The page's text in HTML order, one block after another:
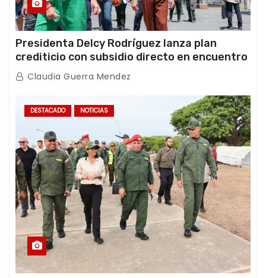
Presidenta Delcy Rodríguez lanza plan
crediticio con subsidio directo en encuentro
con Juntas de Condominio
Claudia Guerra Mendez
DESTACADO NOTICIAS